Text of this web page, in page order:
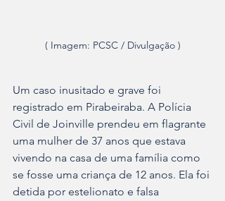
( Imagem: PCSC / Divulgação )
Um caso inusitado e grave foi
registrado em Pirabeiraba. A Polícia
Civil de Joinville prendeu em flagrante
uma mulher de 37 anos que estava
vivendo na casa de uma família como
se fosse uma criança de 12 anos. Ela foi
detida por estelionato e falsa